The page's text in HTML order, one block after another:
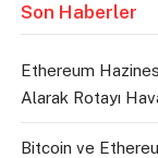
Son Haberler
Ethereum
Alarak Rotayı
Bitcoin ve